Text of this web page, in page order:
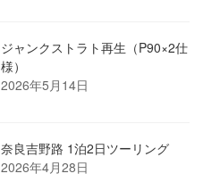
ジャンクストラト再生（P90×2仕
様）
2026年5月14日
奈良吉野路 1泊2日ツーリング
2026年4月28日